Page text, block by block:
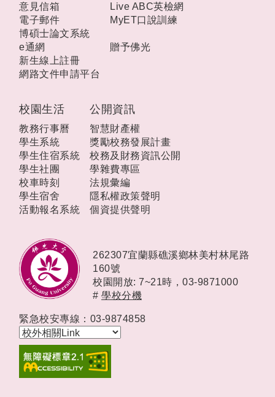
校園生活
教務行事曆
學生系統
學生住宿系統
學生社團
校車時刻
學生宿舍
活動報名系統
公開資訊
智慧財產權
獎勵校務發展計畫
校務及財務資訊公開
學雜費專區
法規彙編
隱私權政策聲明
個資提供聲明
意見信箱
電子郵件
博碩士論文系統
e通網
新生線上註冊
網路文件申請平台
Live ABC英檢網
MyET口說訓練
贈予佛光
262307宜蘭縣礁溪鄉林美村林尾路
160號
校園開放: 7~21時， 03-9871000
# 學校分機
緊急校安專線：03-9874858